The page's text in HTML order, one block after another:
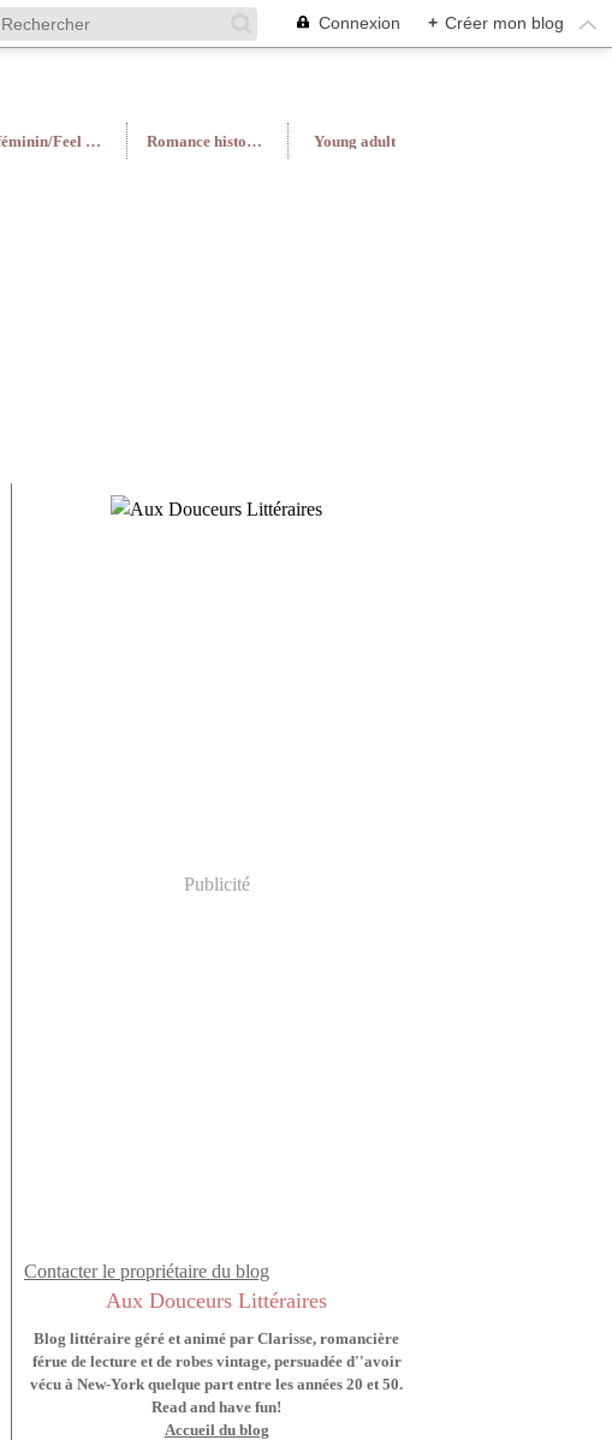
Connexion + Créer mon blog
Roman féminin/Feel Good Romance historique Young adult
Publicité
Contacter le propriétaire du blog
Aux Douceurs Littéraires
Blog littéraire géré et animé par Clarisse, romancière
férue de lecture et de robes vintage, persuadée d''avoir
vécu à New-York quelque part entre les années 20 et 50.
Read and have fun!
Accueil du blog